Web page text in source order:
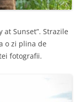
at Sunset”. Strazile
o zi plina de
fotografii.